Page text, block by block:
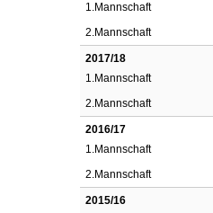
1.Mannschaft
2.Mannschaft
2017/18
1.Mannschaft
2.Mannschaft
2016/17
1.Mannschaft
2.Mannschaft
2015/16